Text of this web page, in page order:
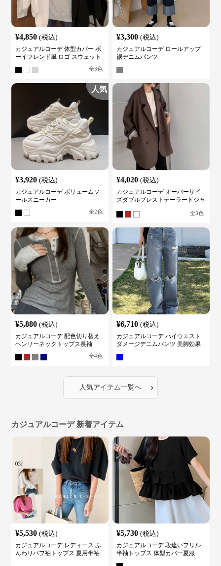
¥4,850 (税込)
カジュアルコーデ 体型カバー ボ
ーイフレンド風 ロゴ スウェット
全3色
¥3,300 (税込)
カジュアルコーデ ロールアップ
裾デニムパンツ
人気
¥3,920 (税込)
カジュアルコーデ ボリュームソ
ールスニーカー
全2色
¥4,020 (税込)
カジュアルコーデ オーバーサイ
ズダブルブレストテーラードジャ
全3色
¥5,880 (税込)
カジュアルコーデ 配色切り替え
ヘンリーネックトップス長袖
全4色
¥6,710 (税込)
カジュアルコーデ ハイウエスト
ダメージデニムパンツ 美脚効果
人気アイテム一覧へ ›
カジュアルコーデ 新着アイテム
¥5,530 (税込)
カジュアルコーデ レディース ふ
んわりパフ袖トップス 夏用半袖
¥5,730 (税込)
カジュアルコーデ 段違いフリル
半袖トップス 体型カバー夏服